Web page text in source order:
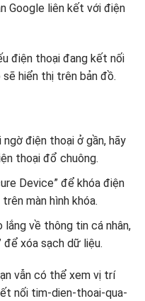
Google liên kết với điện
điện thoại đang kết nối
hiển thị trên bản đồ.
ngờ điện thoại ở gần, hãy
thoại đổ chuông.
Device” để khóa điện
màn hình khóa.
về thông tin cá nhân,
để xóa sạch dữ liệu.
vẫn có thể xem vị trí
nối tim-dien-thoai-qua-